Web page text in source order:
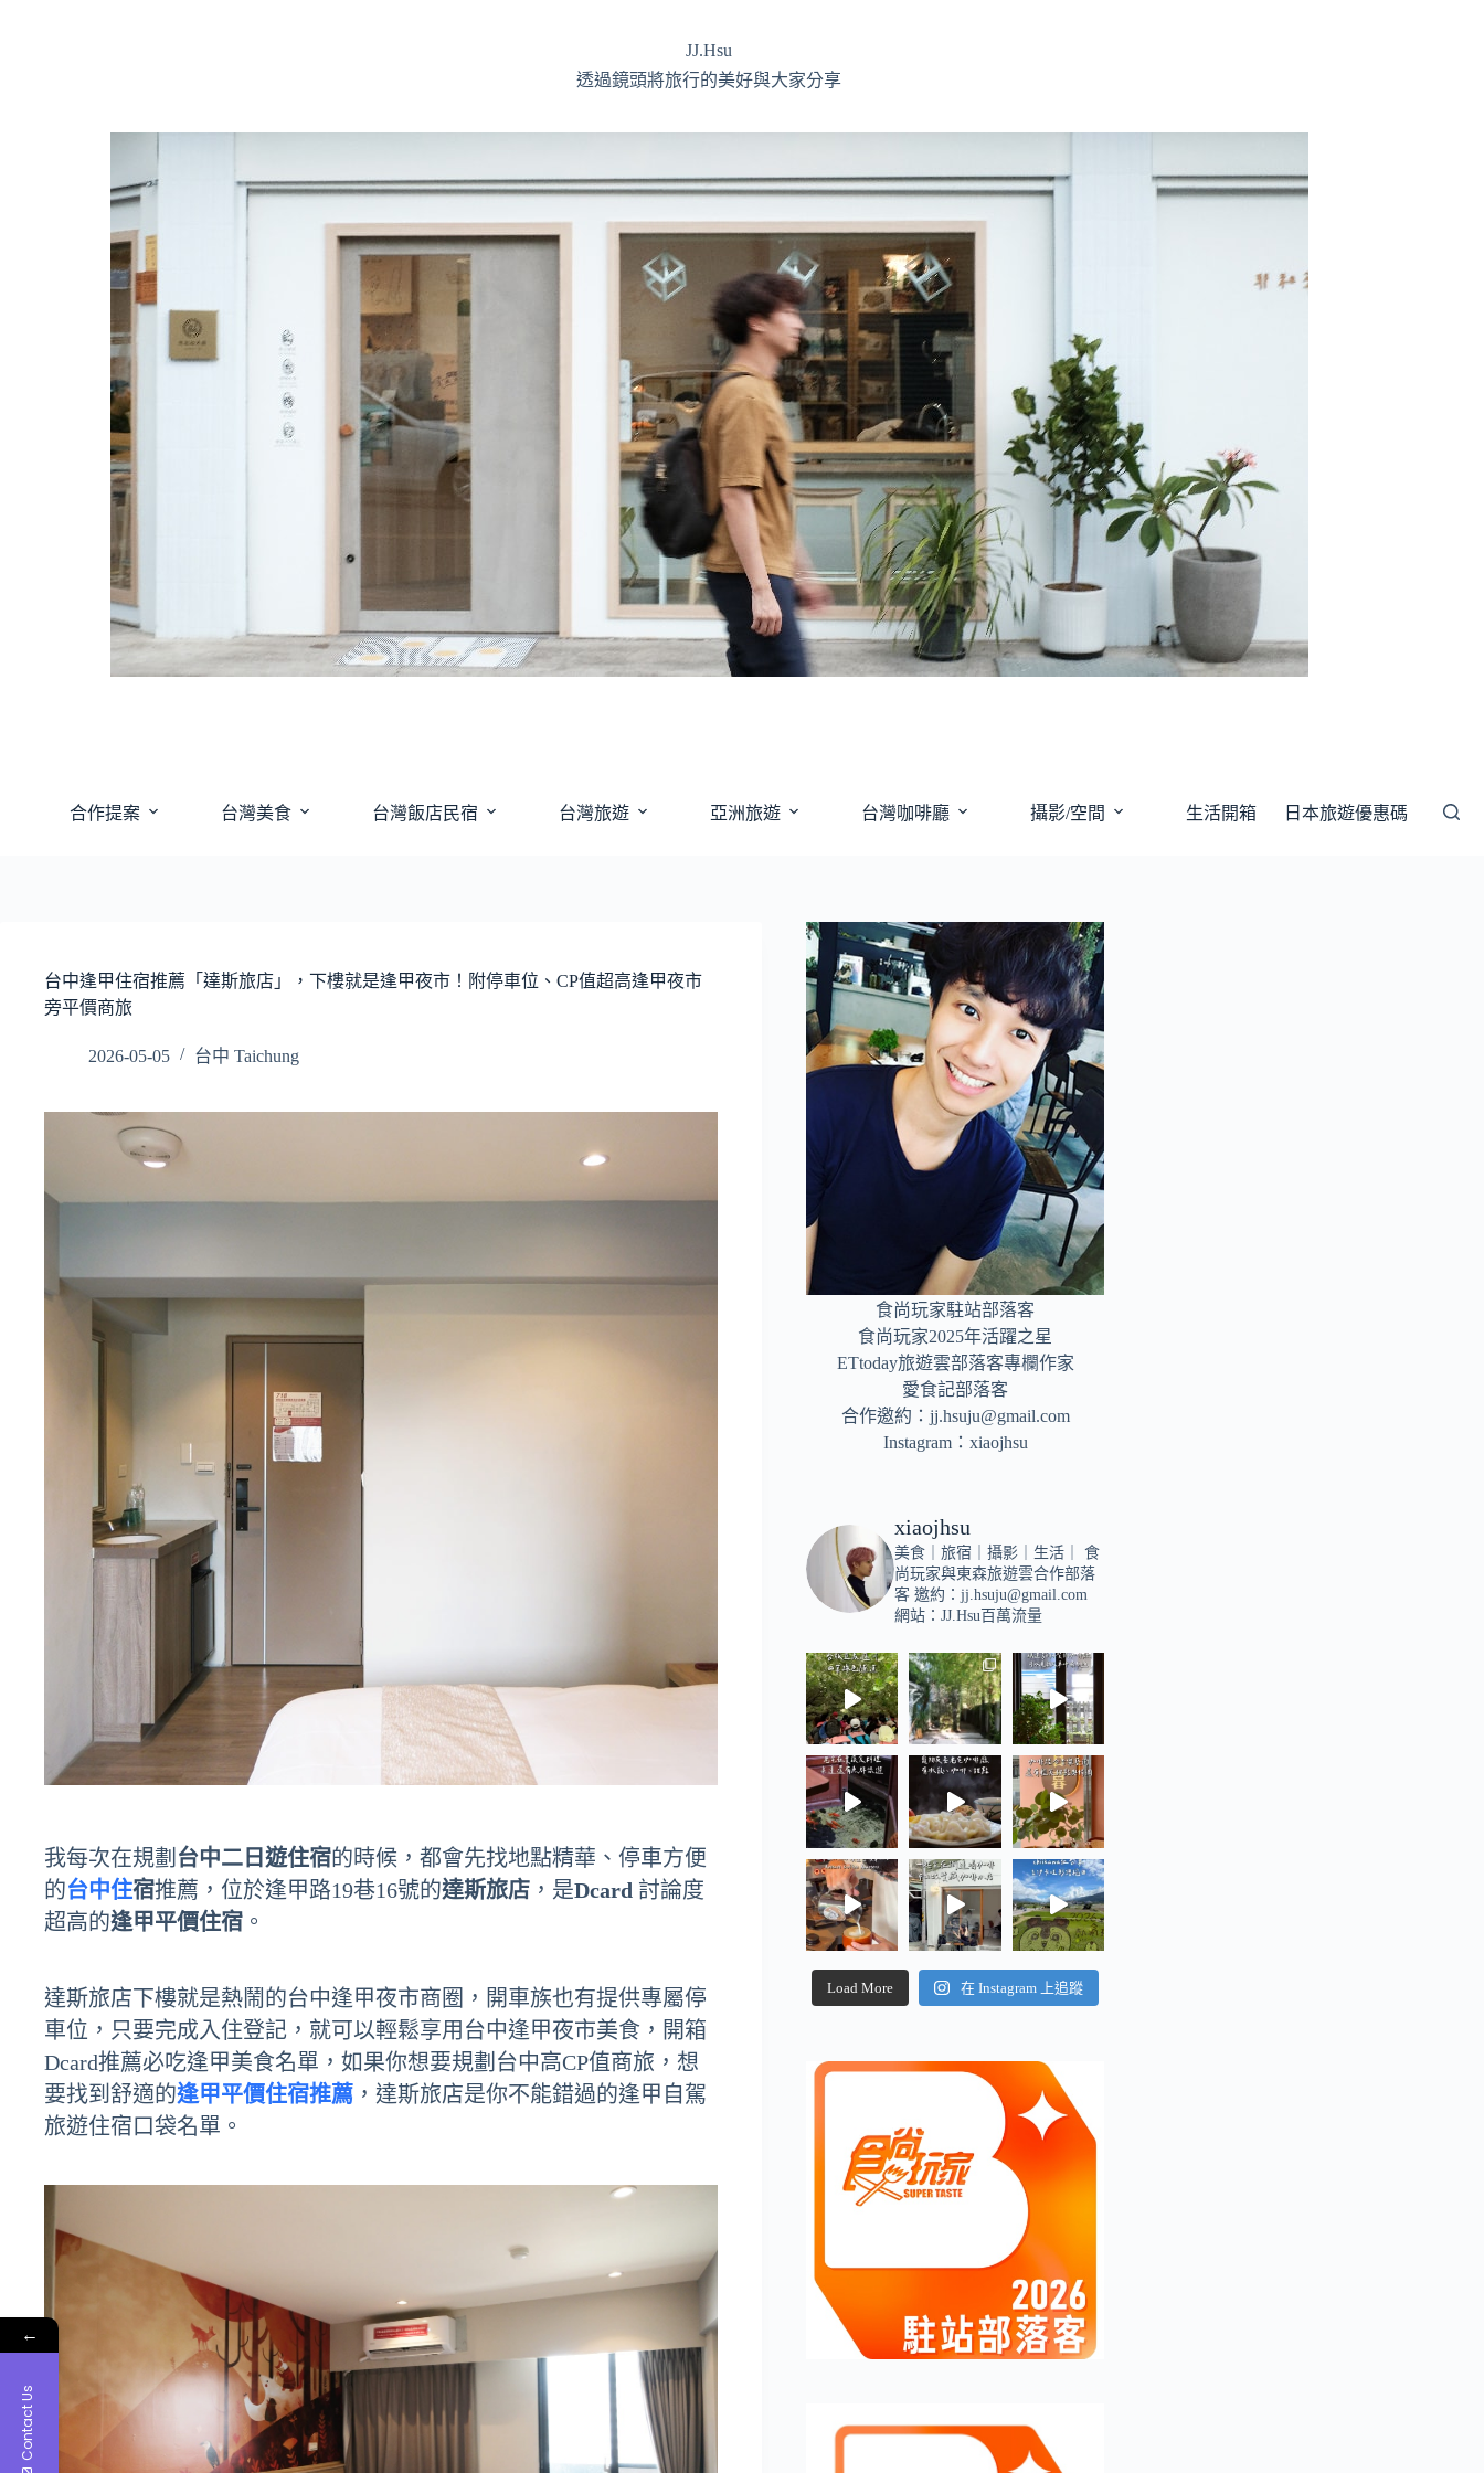
JJ.Hsu
透過鏡頭將旅行的美好與大家分享
合作提案 台灣美食 台灣飯店民宿 台灣旅遊 亞洲旅遊 台灣咖啡廳 攝影/空間 生活開箱 日本旅遊優惠碼
台中逢甲住宿推薦「達斯旅店」，下樓就是逢甲夜市！附停車位、CP值超高逢甲夜市
旁平價商旅
2026-05-05 台中 Taichung
我每次在規劃 台中二日遊住宿的時候，都會先找地點精華、停車方便
的台中住宿推薦，位於逢甲路19巷16號的達斯旅店 ，是Dcard 討論度
超高的逢甲平價住宿 。
達斯旅店下樓就是熱鬧的台中逢甲夜市商圈，開車族也有提供專屬停
車位，只要完成入住登記，就可以輕鬆享用台中逢甲夜市美食，開箱
Dcard推薦必吃逢甲美食名單，如果你想要規劃台中高CP值商旅，想
要找到舒適的逢甲平價住宿推薦 ，達斯旅店是你不能錯過的逢甲自駕
旅遊住宿口袋名單。
食尚玩家駐站部落客
食尚玩家2025年活躍之星
ETtoday旅遊雲部落客專欄作家
愛食記部落客
合作邀約： jj.hsuju@gmail.com
Instagram： xiaojhsu
xiaojhsu
美食｜旅宿｜攝影｜生活｜
食
尚玩家與東森旅遊雲合作部落
客 邀約： jj.hsuju@gmail.com
網站：JJ.Hsu百萬流量
Load More 在 Instagram 上追蹤
←
Contact Us